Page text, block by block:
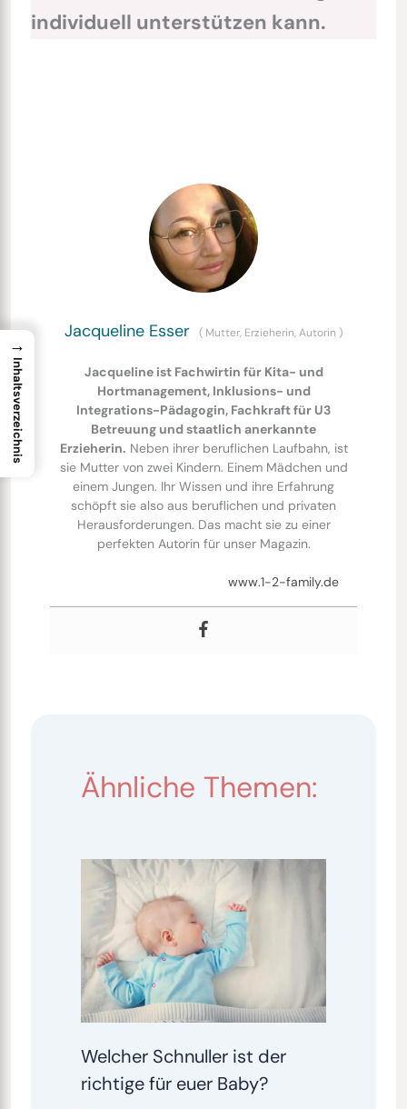
individuell unterstützen kann.
Jacqueline Esser ( Mutter, Erzieherin, Autorin )
Jacqueline ist Fachwirtin für Kita- und
Hortmanagement, Inklusions- und
Integrations-Pädagogin, Fachkraft für U3
Betreuung und staatlich anerkannte
Erzieherin. Neben ihrer beruflichen Laufbahn, ist
sie Mutter von zwei Kindern. Einem Mädchen und
einem Jungen. Ihr Wissen und ihre Erfahrung
schöpft sie also aus beruflichen und privaten
Herausforderungen. Das macht sie zu einer
perfekten Autorin für unser Magazin.
www.1-2-family.de
Ähnliche Themen:
Welcher Schnuller ist der
richtige für euer Baby?
→
Inhaltsverzeichnis